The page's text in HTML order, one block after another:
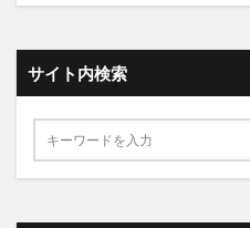
サイト内検索